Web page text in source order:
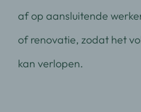
af op aansluitende
of renovatie, zodat het
kan verlopen.